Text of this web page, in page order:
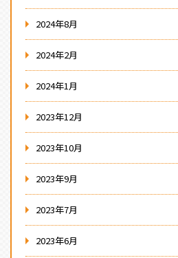
2024年8月
2024年2月
2024年1月
2023年12月
2023年10月
2023年9月
2023年7月
2023年6月